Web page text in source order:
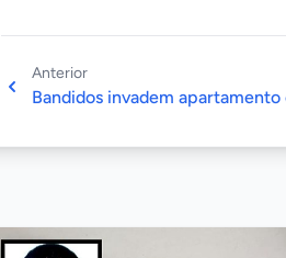
Anterior
Bandidos invadem apartamento